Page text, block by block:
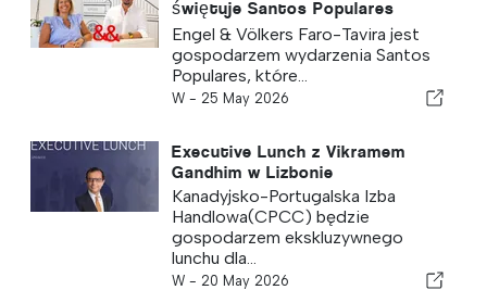
świętuje Santos Populares
wydarzeniem Praia da Lota
Engel & Völkers Faro-Tavira jest
gospodarzem wydarzenia Santos
Populares, które...
W - 25 May 2026
Executive Lunch z Vikramem
Gandhim w Lizbonie
Kanadyjsko-Portugalska Izba
Handlowa(CPCC) będzie
gospodarzem ekskluzywnego
lunchu dla...
W - 20 May 2026